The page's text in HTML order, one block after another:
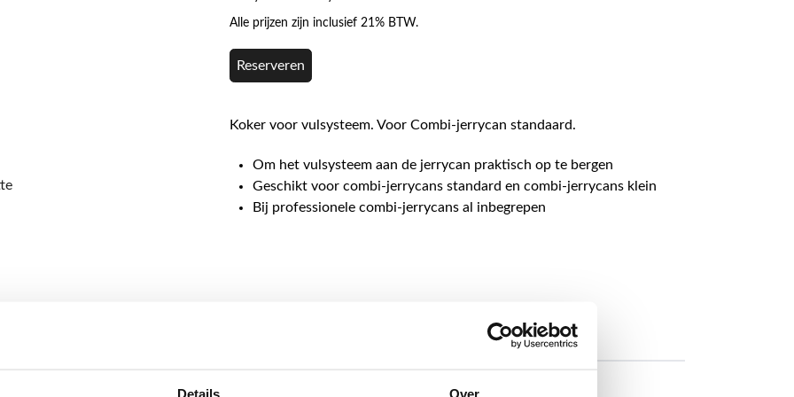
Details Over
Alle prijzen zijn inclusief 21% BTW.
Reserveren
Koker voor vulsysteem. Voor Combi-jerrycan standaard.
Om het vulsysteem aan de jerrycan praktisch op te bergen
Geschikt voor combi-jerrycans standard en combi-jerrycans klein
Bij professionele combi-jerrycans al inbegrepen